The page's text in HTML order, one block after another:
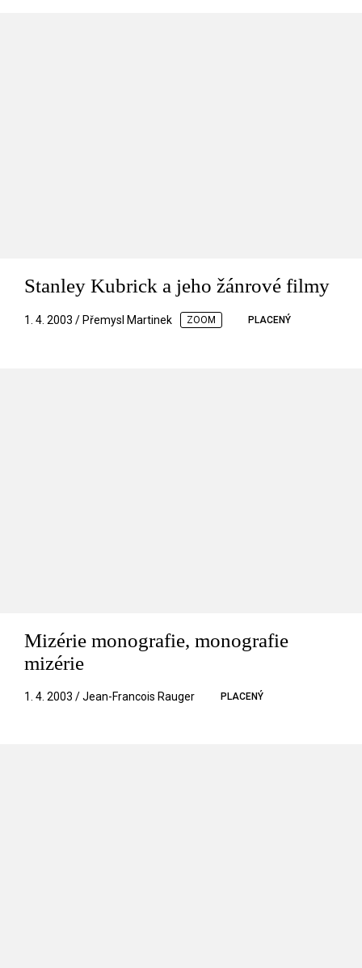
Stanley Kubrick a jeho žánrové filmy
1. 4. 2003 / Přemysl Martinek ZOOM PLACENÝ
Mizérie monografie, monografie
mizérie
1. 4. 2003 / Jean-Francois Rauger PLACENÝ